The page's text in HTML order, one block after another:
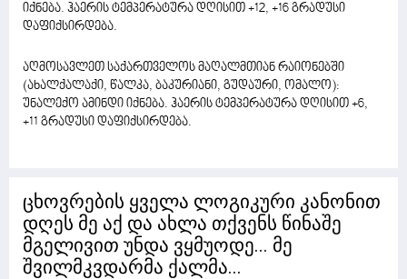
იქნება. ჰაერის ტემპერატურა დღისით +12, +16 გრადუსი
დაფიქსირდება.
აღმოსავლეთ საქართველოს მაღალმთიან რაიონებში
(ახალქალაქი, წალკა, ბაკურიანი, გუდაური, ომალო):
უნალექო ამინდი იქნება. ჰაერის ტემპერატურა დღისით +6,
+11 გრადუსი დაფიქსირდება.
ცხოვრების ყველა ლოგიკური კანონით
დღეს მე აქ და ახლა თქვენს წინაშე
მგელივით უნდა ვყმუოდე... მე
შვილმკვდარმა ქალმა...